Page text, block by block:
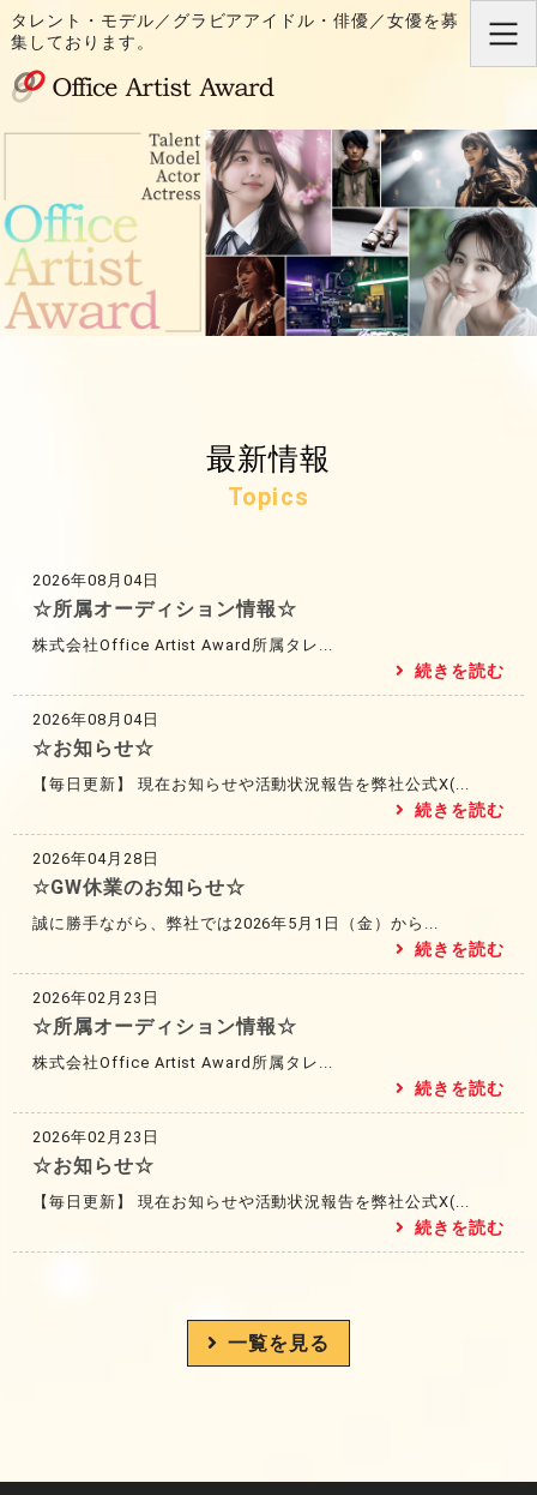
タレント・モデル／グラビアアイドル・俳優／女優を募
集しております。
タレント一覧
オーディション
会社概要
最新情報
Topics
2026年08月04日
☆所属オーディション情報☆
株式会社Office Artist Award所属タレ...
続きを読む
2026年08月04日
☆お知らせ☆
【毎日更新】 現在お知らせや活動状況報告を弊社公式X(...
続きを読む
2026年04月28日
☆GW休業のお知らせ☆
誠に勝手ながら、弊社では2026年5月1日（金）から...
続きを読む
2026年02月23日
☆所属オーディション情報☆
株式会社Office Artist Award所属タレ...
続きを読む
2026年02月23日
☆お知らせ☆
【毎日更新】 現在お知らせや活動状況報告を弊社公式X(...
続きを読む
一覧を見る